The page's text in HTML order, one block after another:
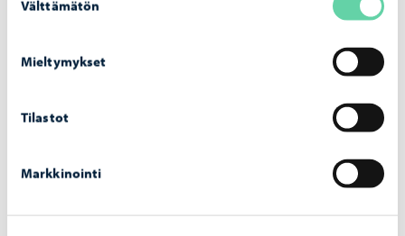
valinta
Välttämätön
Mieltymykset
Tilastot
Markkinointi